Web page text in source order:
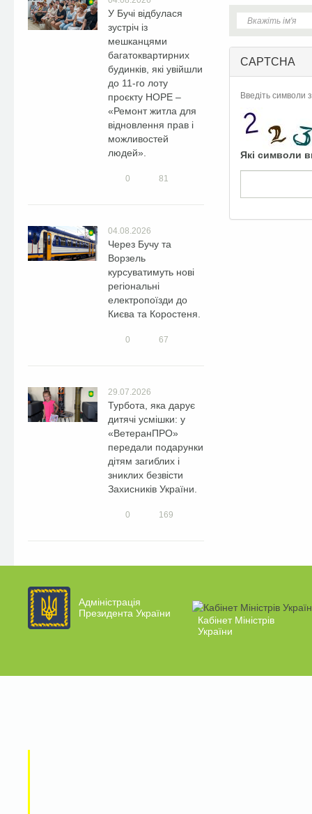
У Бучі відбулася
зустріч із
мешканцями
багатоквартирних
будинків, які увійшли
до 11-го лоту
проєкту HOPE –
«Ремонт житла для
відновлення прав і
можливостей
людей».
0 81
04.08.2026
Через Бучу та
Ворзель
курсуватимуть нові
регіональні
електропоїзди до
Києва та Коростеня.
0 67
29.07.2026
Турбота, яка дарує
дитячі усмішки: у
«ВетеранПРО»
передали подарунки
дітям загиблих і
зниклих безвісти
Захисників України.
0 169
CAPTCHA
Введіть символи
Які символи
Адміністрація
Президента України
Кабінет Міністрів
України